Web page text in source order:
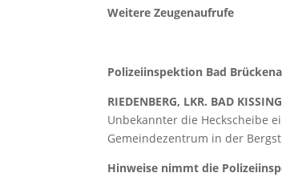
Weitere Zeugenaufrufe
Polizeiinspektion Bad
RIEDENBERG, LKR. BAD
Unbekannter die Heckscheibe
Gemeindezentrum in der
Hinweise nimmt die